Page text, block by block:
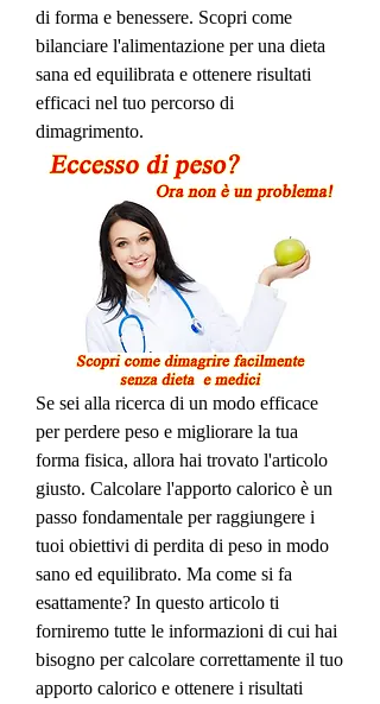
di forma e benessere. Scopri come
bilanciare l'alimentazione per una dieta
sana ed equilibrata e ottenere risultati
efficaci nel tuo percorso di
dimagrimento.
Se sei alla ricerca di un modo efficace
per perdere peso e migliorare la tua
forma fisica, allora hai trovato l'articolo
giusto. Calcolare l'apporto calorico è un
passo fondamentale per raggiungere i
tuoi obiettivi di perdita di peso in modo
sano ed equilibrato. Ma come si fa
esattamente? In questo articolo ti
forniremo tutte le informazioni di cui hai
bisogno per calcolare correttamente il tuo
apporto calorico e ottenere i risultati